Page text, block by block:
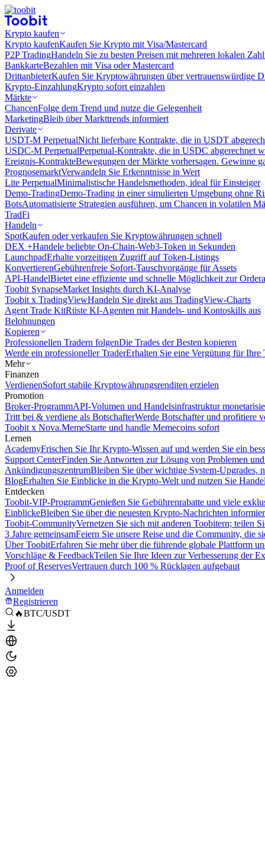
Krypto kaufen
Krypto kaufenKaufen Sie Krypto mit Visa/Mastercard
P2P TradingHandeln Sie zu besten Preisen mit mehreren lokalen
BankkarteBezahlen mit Visa oder Mastercard
DrittanbieterKaufen Sie Kryptowährungen über vertrauenswürdige
Krypto-EinzahlungKrypto sofort einzahlen
Märkte
ChancenFolge dem Trend und nutze die Gelegenheit
MarketingBleib über Markttrends informiert
Derivate
USDT-M PerpetualNicht lieferbare Kontrakte, die in USDT
USDC-M PerpetualPerpetual-Kontrakte, die in USDC abgerechnet
Ereignis-KontrakteBewegungen der Märkte vorhersagen. Gewinne
PrognosemarktVerwandeln Sie Erkenntnisse in Wert
Lite PerpetualMinimalistische Handelsmethoden, ideal für Einsteiger
Demo-TradingDemo-Trading in einer simulierten Umgebung ohne
BotsAutomatisierte Strategien ausführen, um Chancen in volatilen
TradFi
Handeln
SpotKaufen oder verkaufen Sie Kryptowährungen schnell
DEX +Handele beliebte On-Chain-Web3-Token in Sekunden
LaunchpadErhalte vorzeitigen Zugriff auf Token-Listings
KonvertierenGebührenfreie Sofort-Tauschvorgänge für Assets
API-HandelBietet eine effiziente und schnelle Möglichkeit zur
Toobit SynapseMarket Insights durch KI-Analyse
Toobit x TradingViewHandeln Sie direkt aus TradingView-Charts
Agent Trade KitRüste KI-Agenten mit Handels- und Kontoskills aus
Belohnungen
Kopieren
Professionellen Tradern folgenDie Trades der Besten kopieren
Werde ein professioneller TraderErhalten Sie eine Vergütung für Ihre
Mehr
Finanzen
VerdienenSofort stabile Kryptowährungsrenditen erzielen
Promotion
Broker-ProgrammAPI-Volumen und Handelsinfrastruktur
Tritt bei & verdiene als BotschafterWerde Botschafter und profitiere
Toobit x Nova.MemeStarte und handle Memecoins sofort
Lernen
AcademyFrischen Sie Ihr Krypto-Wissen auf und werden Sie ein
Support CenterFinden Sie Antworten zur Lösung von Problemen
AnkündigungszentrumBleiben Sie über wichtige System-Upgrades,
BlogErhalten Sie Einblicke in die Krypto-Welt und nutzen Sie
Entdecken
Toobit-VIP-ProgrammGenießen Sie Gebührenrabatte und viele
EinblickeBleiben Sie über die neuesten Krypto-Nachrichten
Toobit-CommunityVernetzen Sie sich mit anderen Toobitern; teilen
3 Jahre gemeinsamFeiern Sie unsere Reise und die Community, die
Über ToobitErfahren Sie mehr über die führende globale Plattform
Vorschläge & FeedbackTeilen Sie Ihre Ideen zur Verbesserung der
Proof of ReservesVertrauen durch 100 % Rücklagen aufgebaut
Anmelden
Registrieren
🔥BTC/USDT